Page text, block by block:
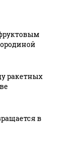
ракетных
в